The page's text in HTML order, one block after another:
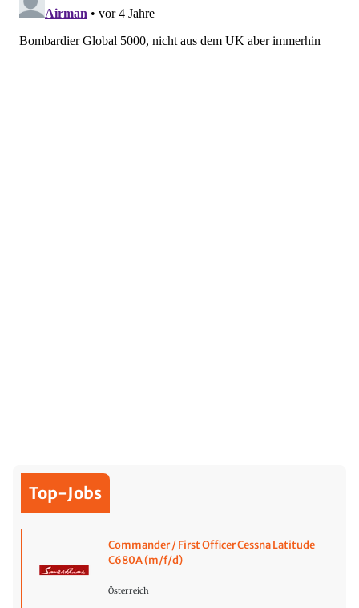
Top-Jobs
Commander / First Officer Cessna Latitude
C680A (m/f/d)
Österreich